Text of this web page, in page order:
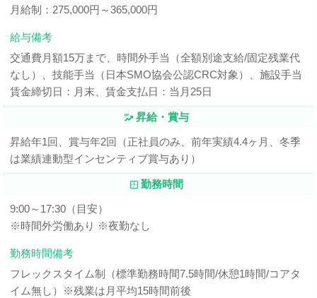
月給制：275,000円～365,000円
給与備考
交通費月額15万まで、時間外手当（全額別途支給/固定残業代
なし）、技能手当（日本SMO協会公認CRC対象）、施設手当
賃金締切日：月末、賃金支払日：当月25日
昇給・賞与
昇給年1回、賞与年2回（正社員のみ、前年実績4.4ヶ月、冬季
は業績連動型インセンティブ賞与あり）
勤務時間
9:00～17:30（目安）
※時間外労働あり ※夜勤なし
勤務時間備考
フレックスタイム制（標準勤務時間7.5時間/休憩1時間/コアタ
イム無し）※残業は月平均15時間前後